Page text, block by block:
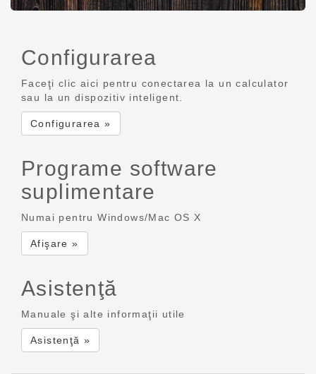
Configurarea
Faceţi clic aici pentru conectarea la un calculator
sau la un dispozitiv inteligent.
Configurarea »
Programe software
suplimentare
Numai pentru Windows/Mac OS X
Afişare »
Asistenţă
Manuale şi alte informaţii utile
Asistenţă »